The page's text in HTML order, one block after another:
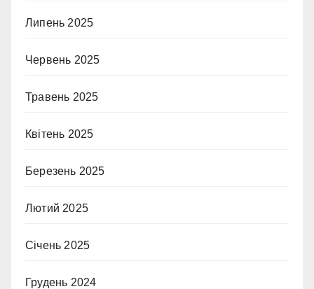
Липень 2025
Червень 2025
Травень 2025
Квітень 2025
Березень 2025
Лютий 2025
Січень 2025
Грудень 2024